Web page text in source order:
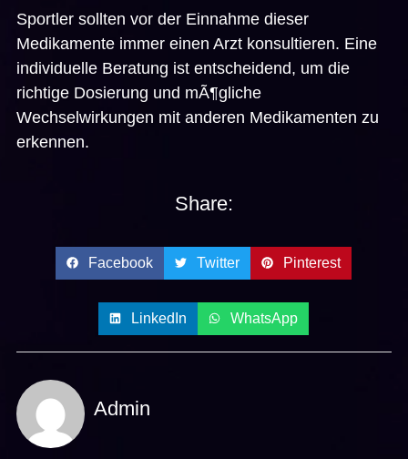
Sportler sollten vor der Einnahme dieser
Medikamente immer einen Arzt konsultieren. Eine
individuelle Beratung ist entscheidend, um die
richtige Dosierung und mÃ¶gliche
Wechselwirkungen mit anderen Medikamenten zu
erkennen.
Share:
Facebook Twitter Pinterest
LinkedIn WhatsApp
Admin